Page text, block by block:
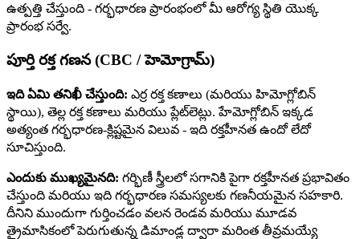
ఉత్పత్తి చేస్తుంది - గర్భధారణ ప్రారంభంలో మీ ఆరోగ్య స్థితి యొక్క
ప్రారంభ సర్వే.
పూర్తి రక్త గణన (CBC / హెమోగ్రామ్)
ఇది ఏమి తనిఖీ చేస్తుంది: ఎర్ర రక్త కణాలు (మరియు హిమోగ్లోబిన్
స్థాయి), తెల్ల రక్త కణాలు మరియు ప్లేట్‌లెట్లు. హేమోగ్లోబిన్ ఇక్కడ
అత్యంత గర్భధారణ-క్లిష్టమైన విలువ - ఇది రక్తహీనత ఉందో లేదో
సూచిస్తుంది.
ఎందుకు ముఖ్యమైనది: గర్భిణీ స్త్రీలలో సగానికి పైగా రక్తహీనత ప్రభావితం
చేస్తుంది మరియు ఇది గర్భధారణ సమస్యలకు గణనీయమైన సహకారి.
దీనిని ముందుగా గుర్తించడం వలన రెండవ మరియు మూడవ
త్రైమాసికంలో పెరుగుతున్న డిమాండ్ల ద్వారా మరింత తీవ్రమయ్యే